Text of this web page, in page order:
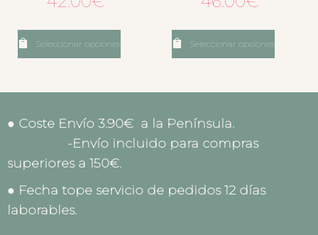
Seleccionar opciones Seleccionar opciones
● Coste Envío 3.90€ a la Península.
-Envío incluido para compras
superiores a 150€.
● Fecha tope servicio de pedidos 12 días
laborables.